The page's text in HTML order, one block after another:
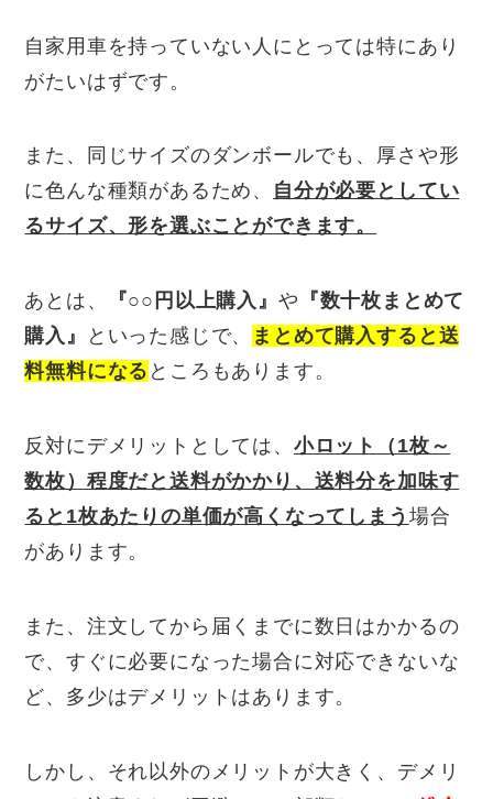
自家用車を持っていない人にとっては特にあり
がたいはずです。
また、同じサイズのダンボールでも、厚さや形
に色んな種類があるため、 自分が必要としてい
るサイズ、形を選ぶことができます。
あとは、 『○○円以上購入』 や 『数十枚まとめて
購入』
といった感じで、
まとめて購入すると送
料無料になる ところもあります。
反対にデメリットとしては、 小ロット（1枚～
数枚）程度だと送料がかかり、送料分を加味す
ると1枚あたりの単価が高くなってしまう 場合
があります。
また、注文してから届くまでに数日はかかるの
で、すぐに必要になった場合に対応できないな
ど、多少はデメリットはあります。
しかし、それ以外のメリットが大きく、デメリ